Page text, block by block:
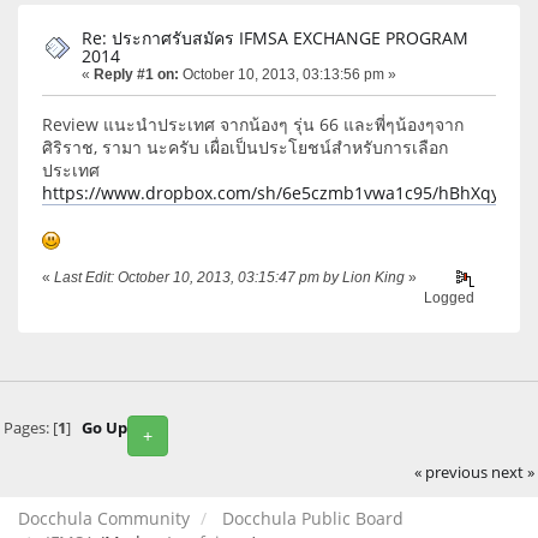
Re: ประกาศรับสมัคร IFMSA EXCHANGE PROGRAM
2014
« Reply #1 on: October 10, 2013, 03:13:56 pm »
Review แนะนำประเทศ จากน้องๆ รุ่น 66 และพี่ๆน้องๆจาก
ศิริราช, รามา นะครับ เผื่อเป็นประโยชน์สำหรับการเลือก
ประเทศ
https://www.dropbox.com/sh/6e5czmb1vwa1c95/hBhXqyvWol
« Last Edit: October 10, 2013, 03:15:47 pm by Lion King »
Logged
+
Pages: [1] Go Up
« previous next »
Docchula Community
Docchula Public Board